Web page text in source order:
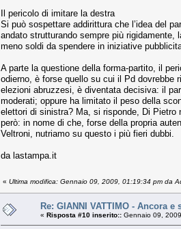
Il pericolo di imitare la destra
Si può sospettare addirittura che l’idea del
andato strutturando sempre più
meno soldi da spendere in iniziative
A parte la questione della forma-partito, il
odierno, è forse quello su cui il Pd dovrebbe
elezioni abruzzesi, è diventata decisiva: il
moderati; oppure ha limitato il peso della
elettori di sinistra? Ma, si risponde, Di
però: in nome di che, forse della propria
Veltroni, nutriamo su questo i più fieri dubbi.
da lastampa.it
« Ultima modifica: Gennaio 09, 2009, 01:19:34 pm da
Re: GIANNI VATTIMO - Ancora e
« Risposta #10 inserito:: Gennaio 09,